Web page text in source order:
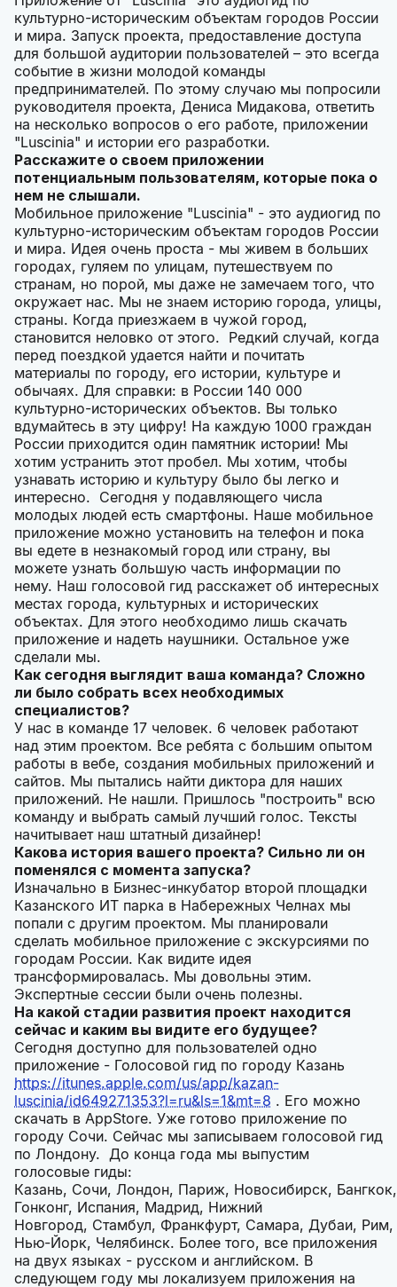
культурно-историческим объектам городов России
и мира. Запуск проекта, предоставление доступа
для большой аудитории пользователей – это всегда
событие в жизни молодой команды
предпринимателей. По этому случаю мы попросили
руководителя проекта, Дениса Мидакова, ответить
на несколько вопросов о его работе, приложении
"Luscinia" и истории его разработки.
Расскажите о своем приложении
потенциальным пользователям, которые пока о
нем не слышали.
Мобильное приложение "Luscinia" - это аудиогид по
культурно-историческим объектам городов России
и мира. Идея очень проста - мы живем в больших
городах, гуляем по улицам, путешествуем по
странам, но порой, мы даже не замечаем того, что
окружает нас. Мы не знаем историю города, улицы,
страны. Когда приезжаем в чужой город,
становится неловко от этого. Редкий случай, когда
перед поездкой удается найти и почитать
материалы по городу, его истории, культуре и
обычаях. Для справки: в России 140 000
культурно-исторических объектов. Вы только
вдумайтесь в эту цифру! На каждую 1000 граждан
России приходится один памятник истории! Мы
хотим устранить этот пробел. Мы хотим, чтобы
узнавать историю и культуру было бы легко и
интересно. Сегодня у подавляющего числа
молодых людей есть смартфоны. Наше мобильное
приложение можно установить на телефон и пока
вы едете в незнакомый город или страну, вы
можете узнать большую часть информации по
нему. Наш голосовой гид расскажет об интересных
местах города, культурных и исторических
объектах. Для этого необходимо лишь скачать
приложение и надеть наушники. Остальное уже
сделали мы.
Как сегодня выглядит ваша команда? Сложно
ли было собрать всех необходимых
специалистов?
У нас в команде 17 человек. 6 человек работают
над этим проектом. Все ребята с большим опытом
работы в вебе, создания мобильных приложений и
сайтов. Мы пытались найти диктора для наших
приложений. Не нашли. Пришлось "построить" всю
команду и выбрать самый лучший голос. Тексты
начитывает наш штатный дизайнер!
Какова история вашего проекта? Сильно ли он
поменялся с момента запуска?
Изначально в Бизнес-инкубатор второй площадки
Казанского ИТ парка в Набережных Челнах мы
попали с другим проектом. Мы планировали
сделать мобильное приложение с экскурсиями по
городам России. Как видите идея
трансформировалась. Мы довольны этим.
Экспертные сессии были очень полезны.
На какой стадии развития проект находится
сейчас и каким вы видите его будущее?
Сегодня доступно для пользователей одно
приложение - Голосовой гид по городу Казань
https://itunes.apple.com/us/app/kazan-
luscinia/id649271353?l=ru&ls=1&mt=8 . Его можно
скачать в AppStore. Уже готово приложение по
городу Сочи. Сейчас мы записываем голосовой гид
по Лондону. До конца года мы выпустим
голосовые гиды:
Казань, Сочи, Лондон, Париж, Новосибирск,
Гонконг, Испания, Мадрид, Нижний
Новгород, Стамбул, Франкфурт, Самара, Дубаи,
Нью-Йорк, Челябинск. Более того, все приложения
на двух языках - русском и английском. В
следующем году мы локализуем приложения на